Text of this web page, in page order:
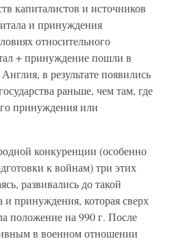
капиталистов и источников
и принуждения
относительного
+ принуждение пошли в
в результате появились
раньше, чем там, где
принуждения или
конкуренции (особенно
к войнам) три этих
развивались до такой
и принуждения, которая сверх
положение на 990 г. После
в военном отношении